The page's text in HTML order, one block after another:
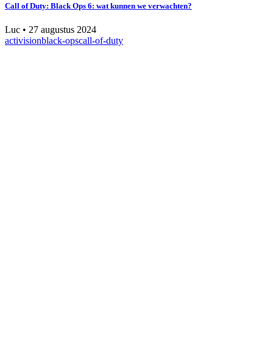
Call of Duty: Black Ops 6: wat kunnen we verwachten?
Luc • 27 augustus 2024
activisionblack-opscall-of-duty